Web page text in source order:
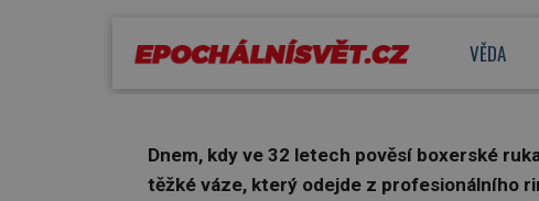
VĚDA
K.O. až chyba
Dnem, kdy ve 32 letech pověsí boxerské
těžké váze, který odejde z profesionálního